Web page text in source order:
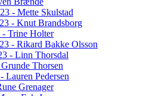
- Mette Skulstad
- Knut Brandsborg
- Trine Holter
- Rikard Bakke Olsson
- Linn Thorsdal
Thorsen
Lauren Pedersen
Grenager